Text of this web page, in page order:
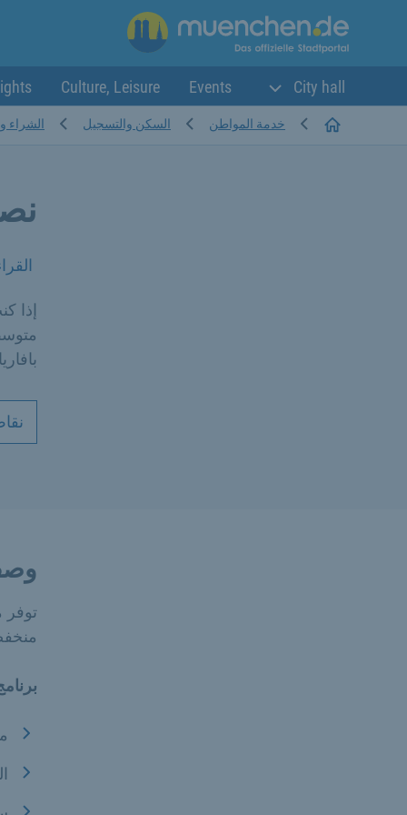
City hall
Events
Culture, Leisure
Startseiteخدمة المواطن السكن والتسجيل الشراء
إذا